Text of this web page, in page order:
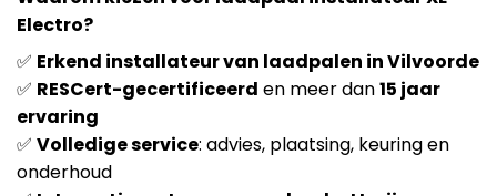
Electro?
✅ Erkend installateur van laadpalen in Vilvoorde
✅ RESCert-gecertificeerd en meer dan15 jaar
ervaring
✅ Volledige service: advies, plaatsing, keuring en
onderhoud